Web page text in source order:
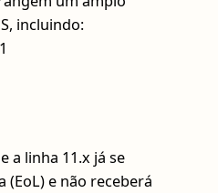
incluindo:
a linha 11.x já se
(EoL) e não receberá